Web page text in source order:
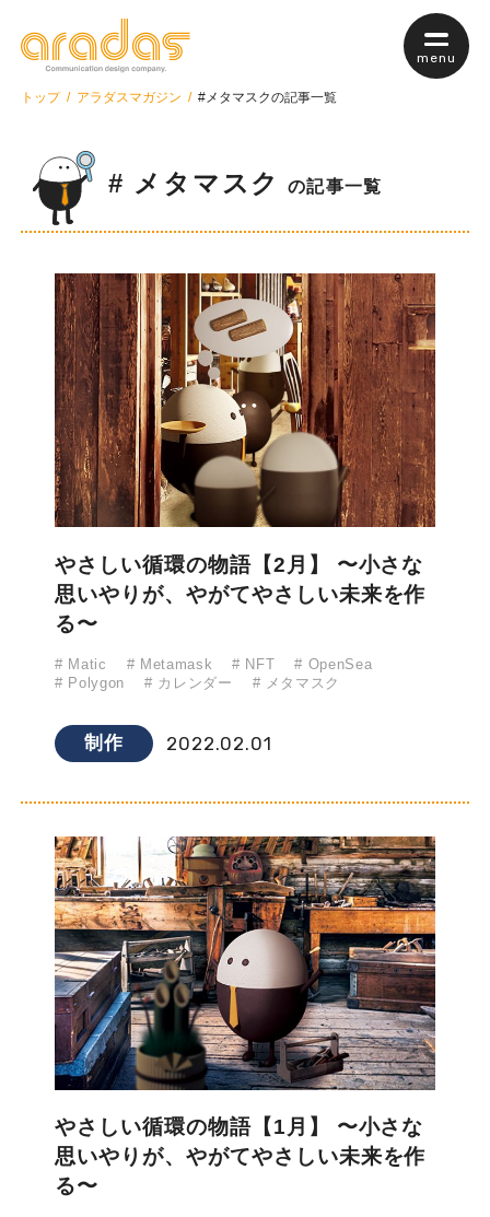
menu
私たちについて
サービスTop
web制作
webマーケティング
保守・管理について
よくあるご質問
マガジン
会社情報
採用情報
メンバー紹介 お見積もりについてプライバシーポリシー
トップ アラダスマガジン #メタマスクの記事一覧
# メタマスク の記事一覧
やさしい循環の物語【2月】 〜小さな
思いやりが、やがてやさしい未来を作
る〜
# Matic # Metamask # NFT
# OpenSea
# Polygon
# カレンダー # メタマスク
制作 2022.02.01
やさしい循環の物語【1月】 〜小さな
思いやりが、やがてやさしい未来を作
る〜